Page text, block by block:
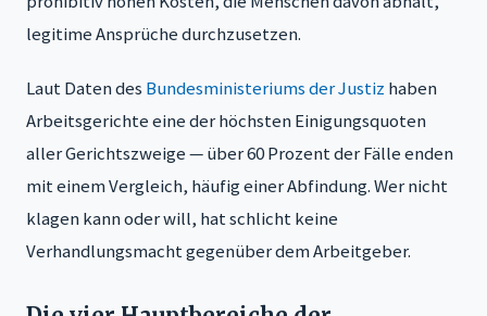
legitime Ansprüche durchzusetzen.
Laut Daten des Bundesministeriums der Justiz haben
Arbeitsgerichte eine der höchsten Einigungsquoten
aller Gerichtszweige — über 60 Prozent der Fälle enden
mit einem Vergleich, häufig einer Abfindung. Wer nicht
klagen kann oder will, hat schlicht keine
Verhandlungsmacht gegenüber dem Arbeitgeber.